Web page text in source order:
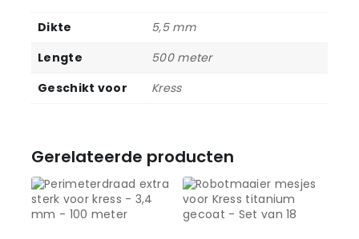
Dikte
5,5 mm
Lengte
500 meter
Geschikt voor
Kress
Gerelateerde producten